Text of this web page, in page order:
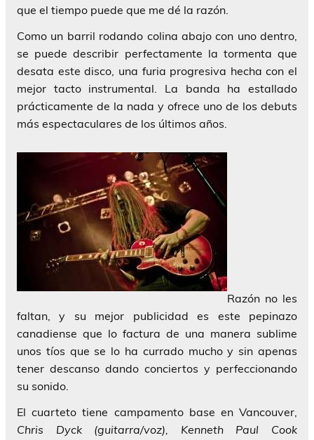
que el tiempo puede que me dé la razón.
Como un barril rodando colina abajo con uno dentro,
se puede describir perfectamente la tormenta que
desata este disco, una furia progresiva hecha con el
mejor tacto instrumental. La banda ha estallado
prácticamente de la nada y ofrece uno de los debuts
más espectaculares de los últimos años.
Razón no les
faltan, y su mejor publicidad es este pepinazo
canadiense que lo factura de una manera sublime
unos tíos que se lo ha currado mucho y sin apenas
tener descanso dando conciertos y perfeccionando
su sonido.
El cuarteto tiene campamento base en Vancouver,
Chris Dyck (guitarra/voz), Kenneth Paul Cook